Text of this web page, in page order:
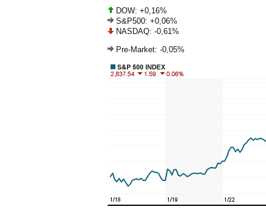
DOW: +0,16%
S&P500: +0,06%
NASDAQ: -0,61%
Pre-Market: -0,05%